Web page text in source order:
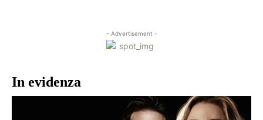
- Advertisement -
In evidenza